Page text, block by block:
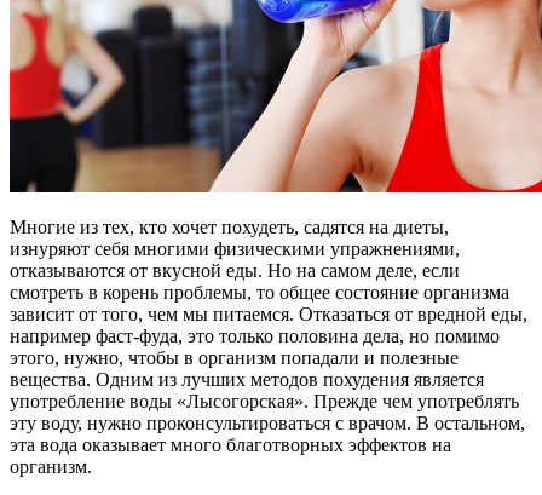
Многие из тех, кто хочет похудеть, садятся на диеты,
изнуряют себя многими физическими упражнениями,
отказываются от вкусной еды. Но на самом деле, если
смотреть в корень проблемы, то общее состояние организма
зависит от того, чем мы питаемся. Отказаться от вредной еды,
например фаст-фуда, это только половина дела, но помимо
этого, нужно, чтобы в организм попадали и полезные
вещества. Одним из лучших методов похудения является
употребление воды «Лысогорская». Прежде чем употреблять
эту воду, нужно проконсультироваться с врачом. В остальном,
эта вода оказывает много благотворных эффектов на
организм.